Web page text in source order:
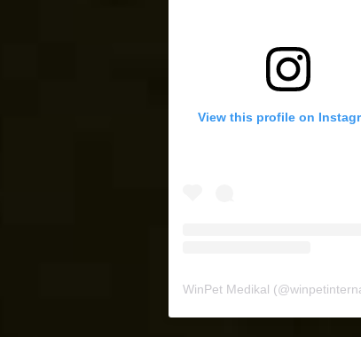
View this profile on
WinPet Medikal (@